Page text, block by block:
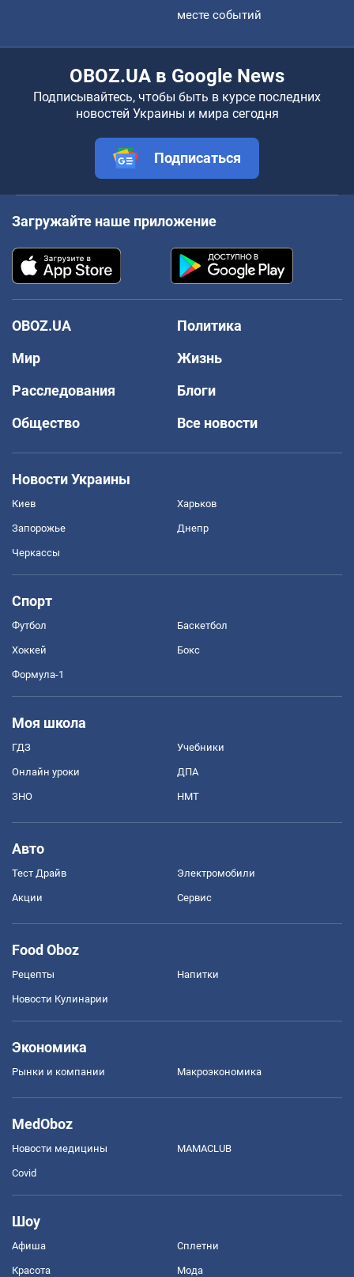
месте событий
OBOZ.UA в Google News
Подписывайтесь, чтобы быть в курсе последних
новостей Украины и мира сегодня
Подписаться
Загружайте наше приложение
OBOZ.UA
Политика
Мир
Жизнь
Расследования
Блоги
Общество
Все новости
Новости Украины
Киев Харьков
Запорожье Днепр
Черкассы
Спорт
Футбол Баскетбол
Хоккей Бокс
Формула-1
Моя школа
ГДЗ Учебники
Онлайн уроки ДПА
ЗНО НМТ
Авто
Тест Драйв Электромобили
Акции Сервис
Food Oboz
Рецепты Напитки
Новости Кулинарии
Экономика
Рынки и компании Mакроэкономика
MedOboz
Новости медицины MAMACLUB
Covid
Шоу
Афиша Сплетни
Красота Мода